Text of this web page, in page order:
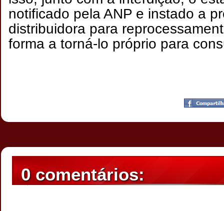
notificado pela ANP e instado a
distribuidora para
forma a torná-lo próprio para
21:03
0 comentários: